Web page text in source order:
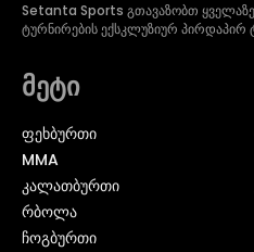
Setanta Sports გთავაზობთ
ტურნირების ექსკლუზიურ პირდაპირ
მეტი
ᲤᲔᲮᲑᲣᲠᲗᲘ
MMA
ᲙᲐᲚᲐᲗᲑᲣᲠᲗᲘ
ᲠᲑᲝᲚᲐ
ᲩᲝᲒᲑᲣᲠᲗᲘ